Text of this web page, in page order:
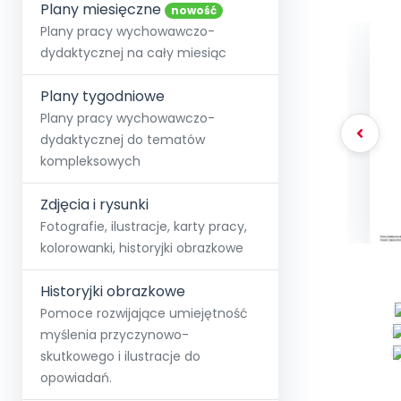
Społeczność
+48 12 631 04 10
kontakt@blizejprzedszkola.pl
O miesięczniku
Strona główna
Strefy,
O Akademii
Akademia
Poznaj pakiet MAX
Testuj przez 7 dni
E-
∞Pakiet
Pełen
Wszystkie projekty
Skontaktuj się
Dodaj wpis
Plany miesięczne nowość
Plany pracy wychowawczo-
dydaktycznej na cały miesiąc
Plany tygodniowe
Plany pracy wychowawczo-
dydaktycznej do tematów
kompleksowych
Zdjęcia i rysunki
Fotografie, ilustracje, karty pracy,
kolorowanki, historyjki obrazkowe
Historyjki obrazkowe
Pomoce rozwijające umiejętność
myślenia przyczynowo-
skutkowego i ilustracje do
opowiadań.